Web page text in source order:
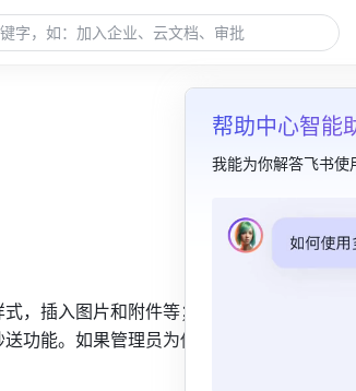
帮助中心智能
我能为你解答飞书使
，插入图片和附件等；添
功能。如果管理员为你分
本篇目录